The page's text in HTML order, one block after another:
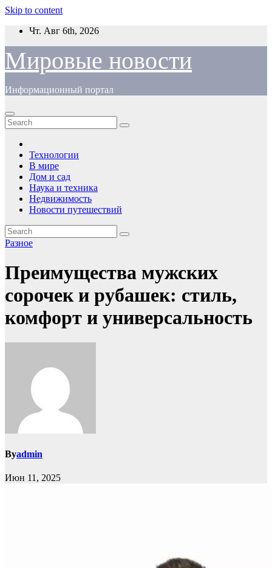
Skip to content
Чт. Авг 6th, 2026
Мировые новости
Информационный портал
Технологии
В мире
Дом и сад
Наука и техника
Недвижимость
Новости путешествий
Разное
Преимущества мужских
сорочек и рубашек: стиль,
комфорт и универсальность
Byadmin
Июн 11, 2025